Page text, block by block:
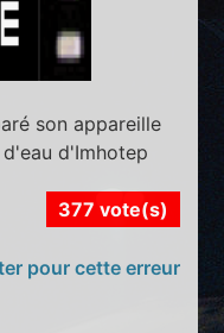
son appareille
d'Imhotep
377 vote(s)
pour cette erreur